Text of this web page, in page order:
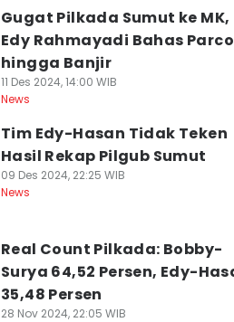
Gugat Pilkada Sumut ke MK,
Edy Rahmayadi Bahas
hingga Banjir
11 Des 2024, 14:00 WIB
News
Tim Edy-Hasan Tidak Teken
Hasil Rekap Pilgub Sumut
09 Des 2024, 22:25 WIB
News
Real Count Pilkada: Bobby-
Surya 64,52 Persen, Edy-
35,48 Persen
28 Nov 2024, 22:05 WIB